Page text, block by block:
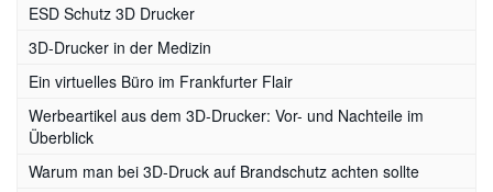
ESD Schutz 3D Drucker
3D-Drucker in der Medizin
Ein virtuelles Büro im Frankfurter Flair
Werbeartikel aus dem 3D-Drucker: Vor- und Nachteile im
Überblick
Warum man bei 3D-Druck auf Brandschutz achten sollte